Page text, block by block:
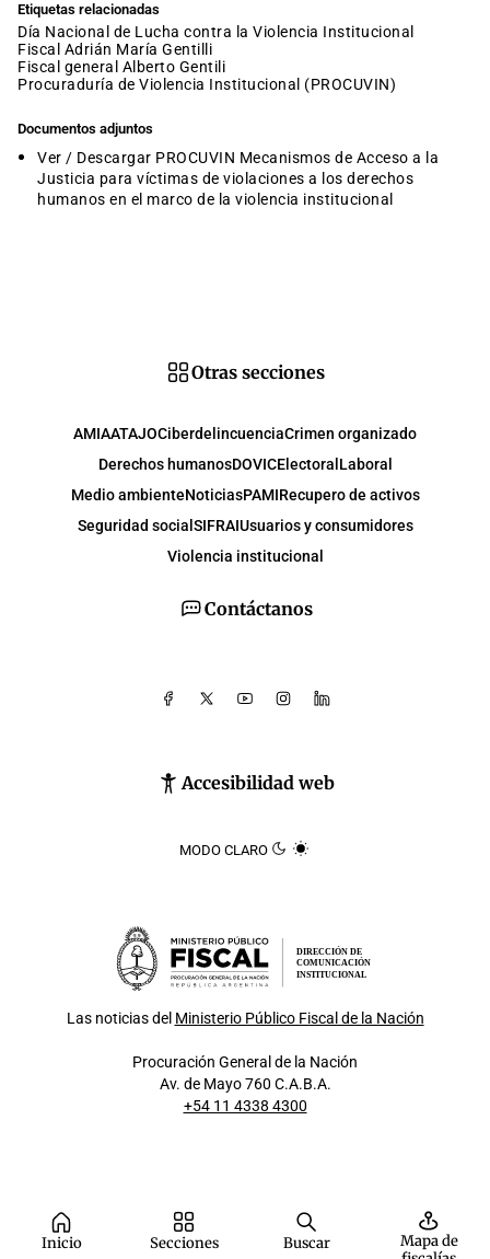
Etiquetas relacionadas
Día Nacional de Lucha contra la Violencia Institucional
fiscal Adrián María Gentilli
fiscal general Alberto Gentili
Procuraduría de Violencia Institucional (PROCUVIN)
Documentos adjuntos
Ver / Descargar PROCUVIN Mecanismos de Acceso a la
Justicia para víctimas de violaciones a los derechos
humanos en el marco de la violencia institucional
Inicio Secciones Buscar
Mapa de
Contáctanos
Accesibilidad web
MODO CLARO
Otras secciones
AMIAATAJOCiberdelincuenciaCrimen organizado
Derechos humanosDOVICElectoral Laboral
Medio ambienteNoticiasPAMIRecupero de activos
Seguridad social SIFRAIUsuarios y consumidores
Violencia institucional
DIRECCIÓN DE
COMUNICACIÓN
INSTITUCIONAL
Las noticias del Ministerio Público Fiscal de la Nación
Procuración General de la Nación
Av. de Mayo 760 C.A.B.A.
+54 11 4338 4300